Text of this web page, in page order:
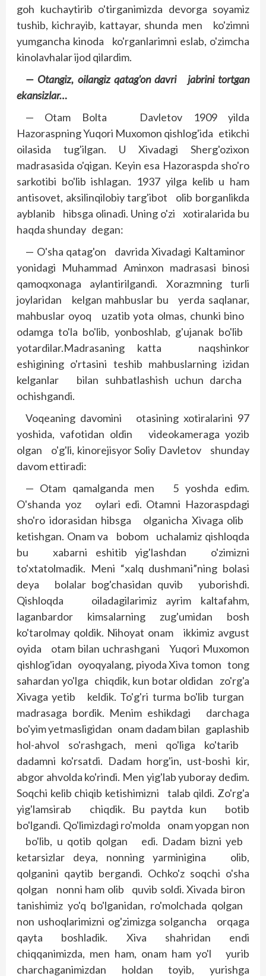
goh kuchaytirib o'tirganimizda devorga soyamiz
tushib, kichrayib, kattayar, shunda men ko'zimni
yumgancha kinoda ko'rganlarimni eslab, o'zimcha
kinolavhalar ijod qilardim.
— Otangiz, oilangiz qatag'on davri jab­rini tortgan
ekan­­sizlar…
— Otam Bolta Davletov 1909 yilda
Hazoraspning Yuqori Muxomon qishlog'ida etikchi
oilasida tug'ilgan. U Xivadagi Sherg'ozixon
madrasasida o'qigan. Keyin esa Hazoraspda sho'ro
sarkotibi bo'lib ishlagan. 1937 yilga kelib u ham
antisovet, aksilinqilobiy targ'ibot olib borganlikda
ayblanib hibsga olinadi. Uning o'zi xotiralarida bu
haqda shunday degan:
— O'sha qatag'on davrida Xivadagi Kaltaminor
yonidagi Muhammad Aminxon mad­rasasi binosi
qamoqxonaga aylantirilgandi. Xorazmning turli
joylaridan kelgan mah­buslar bu yerda saqlanar,
mahbuslar oyoq uzatib yota olmas, chunki bino
odamga to'la bo'lib, yonboshlab, g'ujanak bo'lib
yotardilar.Madrasaning katta naqshinkor
eshigining o'rtasini teshib mahbuslarning izidan
kelganlar bilan suhbatlashish uchun darcha
ochishgandi.
Voqeaning davomini otasining xotiralarini 97
yoshida, vafotidan oldin videokameraga yozib
olgan o'g'li, kinorejisyor Soliy Davletov shunday
davom ettiradi:
— Otam qamalganda men 5 yoshda edim.
O'shanda yoz oylari edi. Otamni Hazoraspdagi
sho'ro idorasidan hibsga olganicha Xivaga olib
ketishgan. Onam va bobom uchalamiz qishloqda
bu xabarni eshitib yig'lashdan o'zimizni
to'xtatolmadik. Meni “xalq dushmani”ning bolasi
deya bolalar bog'chasidan quvib yuborishdi.
Qishloqda oiladagilarimiz ayrim kaltafahm,
laganbardor kimsalarning zug'umidan bosh
ko'tarolmay qoldik. Nihoyat onam ikkimiz avgust
oyida otam bilan uchrashgani Yuqori Muxomon
qishlog'idan oyoqyalang, piyoda Xiva tomon tong
sahardan yo'lga chiqdik, kun botar oldidan zo'rg'a
Xivaga yetib keldik. To'g'ri turma bo'lib turgan
madrasaga bordik. Menim eshikdagi darchaga
bo'yim yetmasligidan onam dadam bilan gaplashib
hol-ahvol so'rashgach, meni qo'liga ko'tarib
dadamni ko'rsatdi. Dadam horg'in, ust-boshi kir,
abgor ahvolda ko'rindi. Men yig'lab yuboray dedim.
Soqchi kelib chiqib ketishimizni talab qildi. Zo'rg'a
yig'lamsirab chiqdik. Bu paytda kun botib
bo'lgandi. Qo'limizdagi ro'molda onam yopgan non
bo'lib, u qotib qolgan edi. Dadam bizni yeb
ketarsizlar deya, nonning yarminigina olib,
qolganini qaytib bergandi. Ochko'z soqchi o'sha
qolgan nonni ham olib quvib soldi. Xivada biron
tanishimiz yo'q bo'lganidan, ro'molchada qolgan
non ushoqlarimizni og'zimizga solgancha orqaga
qayta boshladik. Xiva shahridan endi
chiqqanimizda, men ham, onam ham yo'l yurib
charchaganimizdan holdan toyib, yurishga